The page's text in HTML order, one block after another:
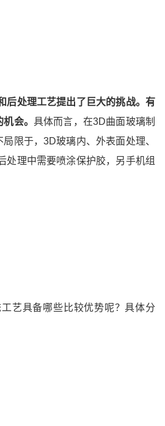
后处理工艺提出了巨大的挑战。有
会。 具体而言，在3D曲面玻璃制
限于，3D玻璃内、外表面处理、
处理中需要喷涂保护胶，另手机组
艺具备哪些比较优势呢？具体分